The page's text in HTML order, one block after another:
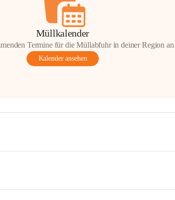
Müllkalender
Termine für die Müllabfuhr in deiner Region
Kalender ansehen